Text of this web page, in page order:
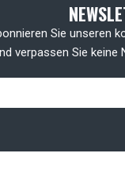
Sie unseren
verpassen Sie keine